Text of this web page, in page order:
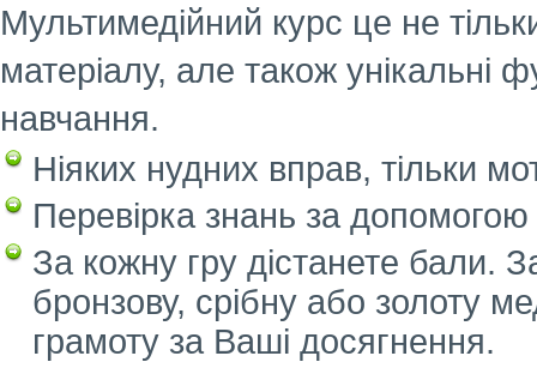
Мультимедійний курс це не
матеріалу, але також унікальні
навчання.
Ніяких нудних вправ, тільки
Перевірка знань за допомогою
За кожну гру дістанете бали.
бронзову, срібну або золоту
грамоту за Ваші досягнення.